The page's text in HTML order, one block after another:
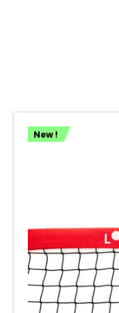
New !